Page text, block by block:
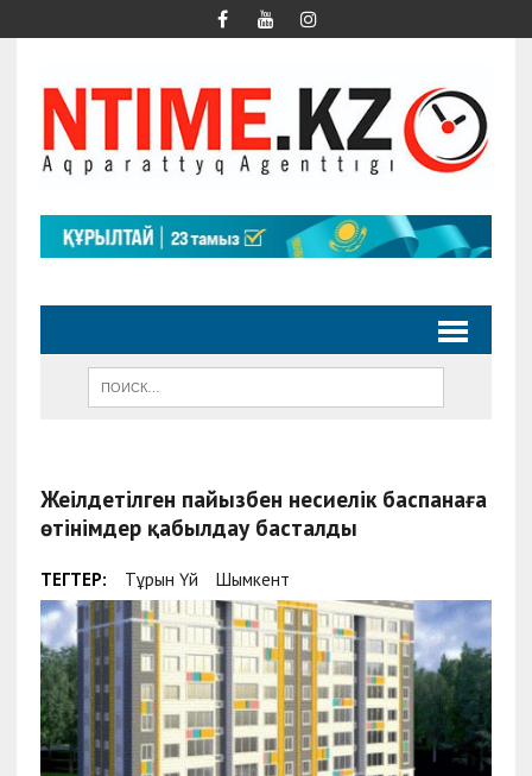
Жеңілдетілген пайызбен несиелік баспанаға
өтінімдер қабылдау басталды
ТЕГТЕР: Тұрғын Үй Шымкент